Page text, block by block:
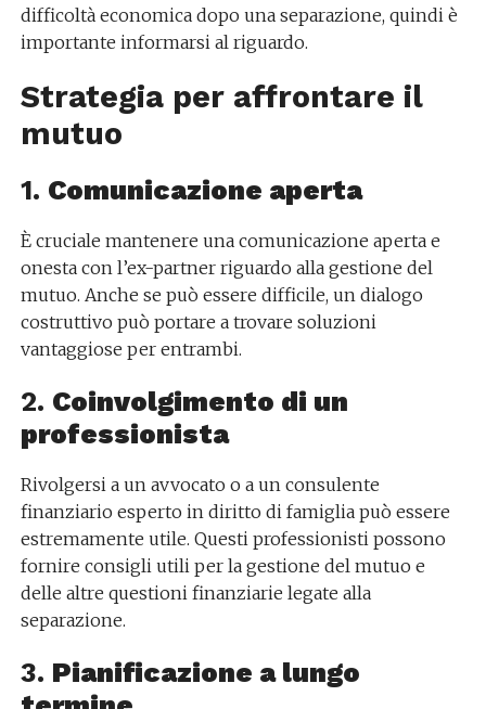
difficoltà economica dopo una separazione, quindi è
importante informarsi al riguardo.
Strategia per affrontare il
mutuo
1. Comunicazione aperta
È cruciale mantenere una comunicazione aperta e
onesta con l’ex-partner riguardo alla gestione del
mutuo. Anche se può essere difficile, un dialogo
costruttivo può portare a trovare soluzioni
vantaggiose per entrambi.
2. Coinvolgimento di un
professionista
Rivolgersi a un avvocato o a un consulente
finanziario esperto in diritto di famiglia può essere
estremamente utile. Questi professionisti possono
fornire consigli utili per la gestione del mutuo e
delle altre questioni finanziarie legate alla
separazione.
3. Pianificazione a lungo